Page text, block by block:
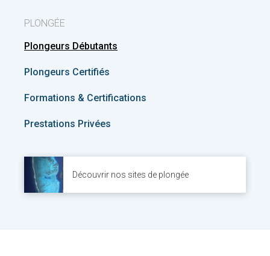
PLONGÉE
Plongeurs Débutants
Plongeurs Certifiés
Formations & Certifications
Prestations Privées
Découvrir nos sites de plongée